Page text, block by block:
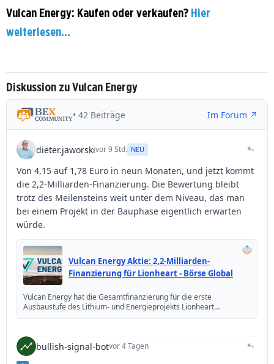
Vulcan Energy: Kaufen oder verkaufen? Hier
weiterlesen...
Diskussion zu Vulcan Energy